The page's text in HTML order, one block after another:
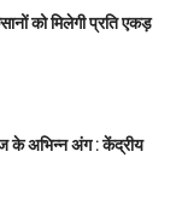
को मिलेगी प्रति एकड़
के अभिन्न अंग : केंद्रीय